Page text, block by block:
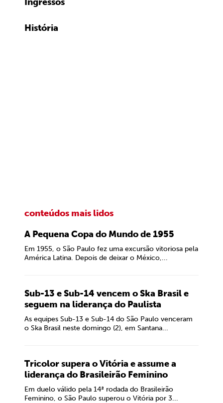
História
conteúdos mais lidos
A Pequena Copa do Mundo de 1955
Em 1955, o São Paulo fez uma excursão vitoriosa pela
América Latina. Depois de deixar o México,...
Sub-13 e Sub-14 vencem o Ska Brasil e
seguem na liderança do Paulista
As equipes Sub-13 e Sub-14 do São Paulo venceram
o Ska Brasil neste domingo (2), em Santana...
Tricolor supera o Vitória e assume a
liderança do Brasileirão Feminino
Em duelo válido pela 14ª rodada do Brasileirão
Feminino, o São Paulo superou o Vitória por 3...